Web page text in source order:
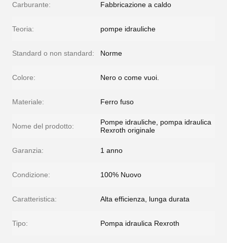
Carburante: Fabbricazione a caldo
Teoria: pompe idrauliche
Standard o non standard: Norme
Colore: Nero o come vuoi.
Materiale: Ferro fuso
Nome del prodotto:
Pompe idrauliche, pompa idraulica
Rexroth originale
Garanzia: 1 anno
Condizione: 100% Nuovo
Caratteristica: Alta efficienza, lunga durata
Tipo: Pompa idraulica Rexroth